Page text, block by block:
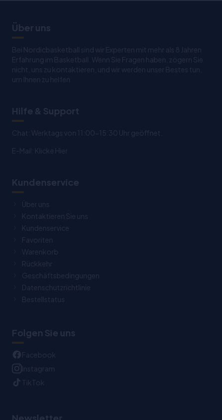
Über uns
Bei Nordicbasketball sind wir Experten mit mehr als 8 Jahren
Erfahrung im Basketball. Wenn Sie Fragen haben, zögern Sie
nicht, uns zu kontaktieren, und wir werden unser Bestes tun,
um Ihnen zu helfen
Hilfe & Support
Chat: Werktags von 11:00-15:30 Uhr geöffnet.
E-Mail: Klicke Hier
Kundenservice
Über uns
Kontaktieren Sie uns
Kundenservice
Favoriten
Warenkorb
Rückkehr
Geschäftsbedingungen
Datenschutzrichtlinie
Bestellstatus
Folgen Sie uns
Facebook
Instagram
TikTok